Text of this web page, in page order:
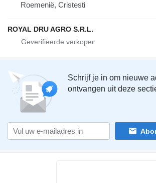
Roemenië, Cristesti
ROYAL DRU AGRO S.R.L.
Schrijf je in om nieuwe
ontvangen uit deze